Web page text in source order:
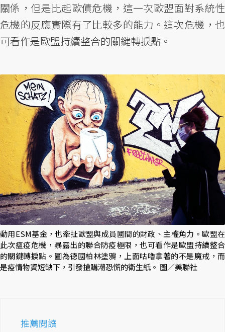
關係，但是比起歐債危機，這一次歐盟面對系統性
危機的反應實際有了比較多的能力。這次危機，也
可看作是歐盟持續整合的關鍵轉捩點。
動用ESM基金，也牽扯歐盟與成員國間的財政、主權角力。歐盟在
此次瘟疫危機，暴露出的聯合防疫極限，也可看作是歐盟持續整合
的關鍵轉捩點。圖為德國柏林塗鴉，上面咕嚕拿著的不是魔戒，而
是疫情物資短缺下，引發搶購潮恐慌的衛生紙。 圖／美聯社
推薦閱讀